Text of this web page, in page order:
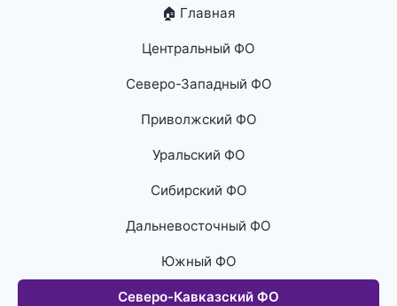
🏠 Главная
Центральный ФО
Северо-Западный ФО
Приволжский ФО
Уральский ФО
Сибирский ФО
Дальневосточный ФО
Южный ФО
Северо-Кавказский ФО